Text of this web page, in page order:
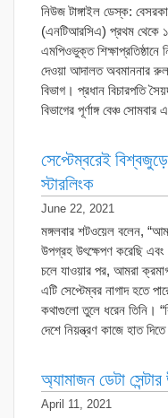
নিউজ টাঙ্গাইল ডেস্ক:
(এনটিআরসিএ) প্রথম থেকে
এমপিওভুক্ত শিক্ষাপ্রতিষ্ঠানে
দেওয়া আদালত অবমাননার
বিভাগ। প্রধান বিচারপতি
বিভাগের পূর্ণাঙ্গ বেঞ্চ
সেপ্টেম্বরেই বিশ্বজুড়ে
স্টারলিংক
June 22, 2021
মঙ্গলবার শটওয়েল বলেন,
উপগ্রহ উৎক্ষেপণ করেছি
চলে যাওয়ার পর, আমরা
এটি সেপ্টেম্বর নাগাদ হতে
কথাগুলো তুলে ধরেন তিনি।
দেশে নিয়ন্ত্রণ কাজে হাত
অ্যামাজন ডেটা
April 11, 2021